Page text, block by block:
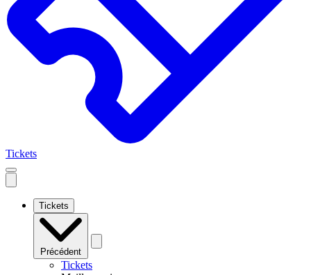
Tickets
Open
mobile
navigation
Tickets
Précédent
Tickets